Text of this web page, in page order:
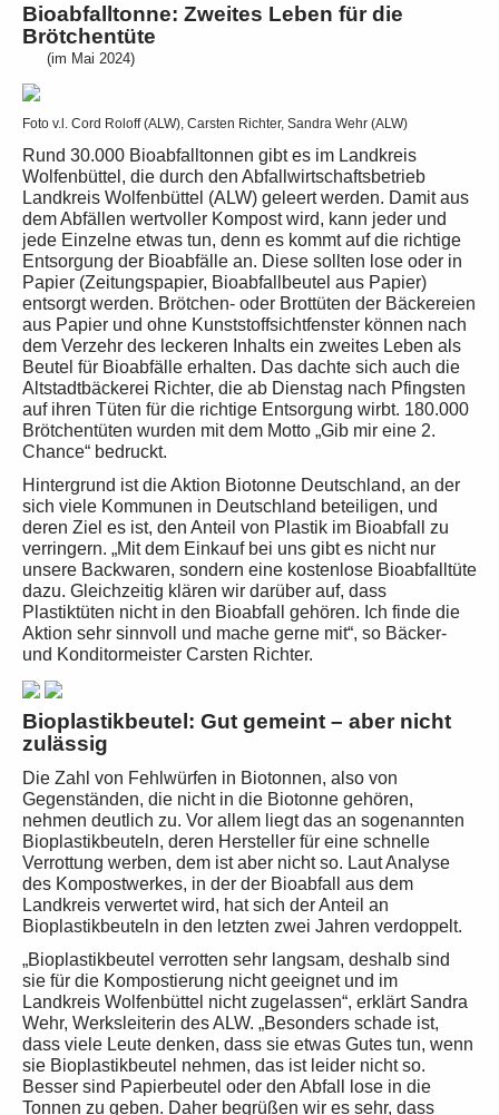
Bioabfalltonne: Zweites Leben für die
Brötchentüte
(im Mai 2024)
Foto v.l. Cord Roloff (ALW), Carsten Richter, Sandra Wehr (ALW)
Rund 30.000 Bioabfalltonnen gibt es im Landkreis
Wolfenbüttel, die durch den Abfallwirtschaftsbetrieb
Landkreis Wolfenbüttel (ALW) geleert werden. Damit aus
dem Abfällen wertvoller Kompost wird, kann jeder und
jede Einzelne etwas tun, denn es kommt auf die richtige
Entsorgung der Bioabfälle an. Diese sollten lose oder in
Papier (Zeitungspapier, Bioabfallbeutel aus Papier)
entsorgt werden. Brötchen- oder Brottüten der Bäckereien
aus Papier und ohne Kunststoffsichtfenster können nach
dem Verzehr des leckeren Inhalts ein zweites Leben als
Beutel für Bioabfälle erhalten. Das dachte sich auch die
Altstadtbäckerei Richter, die ab Dienstag nach Pfingsten
auf ihren Tüten für die richtige Entsorgung wirbt. 180.000
Brötchentüten wurden mit dem Motto „Gib mir eine 2.
Chance“ bedruckt.
Hintergrund ist die Aktion Biotonne Deutschland, an der
sich viele Kommunen in Deutschland beteiligen, und
deren Ziel es ist, den Anteil von Plastik im Bioabfall zu
verringern. „Mit dem Einkauf bei uns gibt es nicht nur
unsere Backwaren, sondern eine kostenlose Bioabfalltüte
dazu. Gleichzeitig klären wir darüber auf, dass
Plastiktüten nicht in den Bioabfall gehören. Ich finde die
Aktion sehr sinnvoll und mache gerne mit“, so Bäcker-
und Konditormeister Carsten Richter.
Bioplastikbeutel: Gut gemeint – aber nicht
zulässig
Die Zahl von Fehlwürfen in Biotonnen, also von
Gegenständen, die nicht in die Biotonne gehören,
nehmen deutlich zu. Vor allem liegt das an sogenannten
Bioplastikbeuteln, deren Hersteller für eine schnelle
Verrottung werben, dem ist aber nicht so. Laut Analyse
des Kompostwerkes, in der der Bioabfall aus dem
Landkreis verwertet wird, hat sich der Anteil an
Bioplastikbeuteln in den letzten zwei Jahren verdoppelt.
„Bioplastikbeutel verrotten sehr langsam, deshalb sind
sie für die Kompostierung nicht geeignet und im
Landkreis Wolfenbüttel nicht zugelassen“, erklärt Sandra
Wehr, Werksleiterin des ALW. „Besonders schade ist,
dass viele Leute denken, dass sie etwas Gutes tun, wenn
sie Bioplastikbeutel nehmen, das ist leider nicht so.
Besser sind Papierbeutel oder den Abfall lose in die
Tonnen zu geben. Daher begrüßen wir es sehr, dass